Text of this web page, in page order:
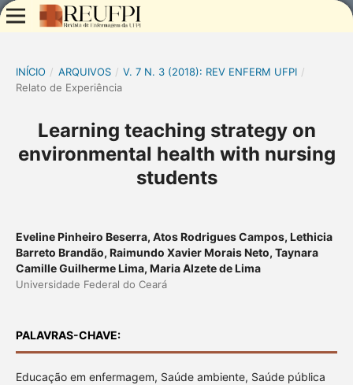
INÍCIO / ARQUIVOS / V. 7 N. 3 (2018): REV ENFERM UFPI /
Relato de Experiência
Learning teaching strategy on
environmental health with nursing
students
Eveline Pinheiro Beserra, Atos Rodrigues Campos, Lethicia
Barreto Brandão, Raimundo Xavier Morais Neto, Taynara
Camille Guilherme Lima, Maria Alzete de Lima
Universidade Federal do Ceará
PALAVRAS-CHAVE:
Educação em enfermagem, Saúde ambiente, Saúde pública